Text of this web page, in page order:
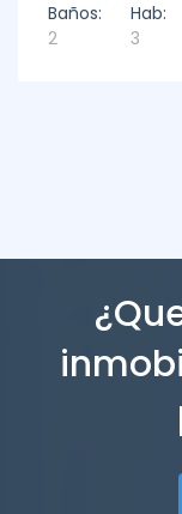
Baños:
2
Hab:
3